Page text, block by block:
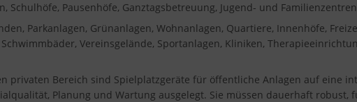
Schulhöfe, Pausenhöfe, Ganztagsbetreuung, Jugend- und
Parkanlagen, Grünanlagen, Wohnanlagen, Quartiere, Innenhöfe,
Vereinsgelände, Sportanlagen, Kliniken,
privaten Bereich sind Spielplatzgeräte für öffentliche Anlagen auf eine
Planung und Wartung ausgelegt. Sie müssen dauerhaft robust,